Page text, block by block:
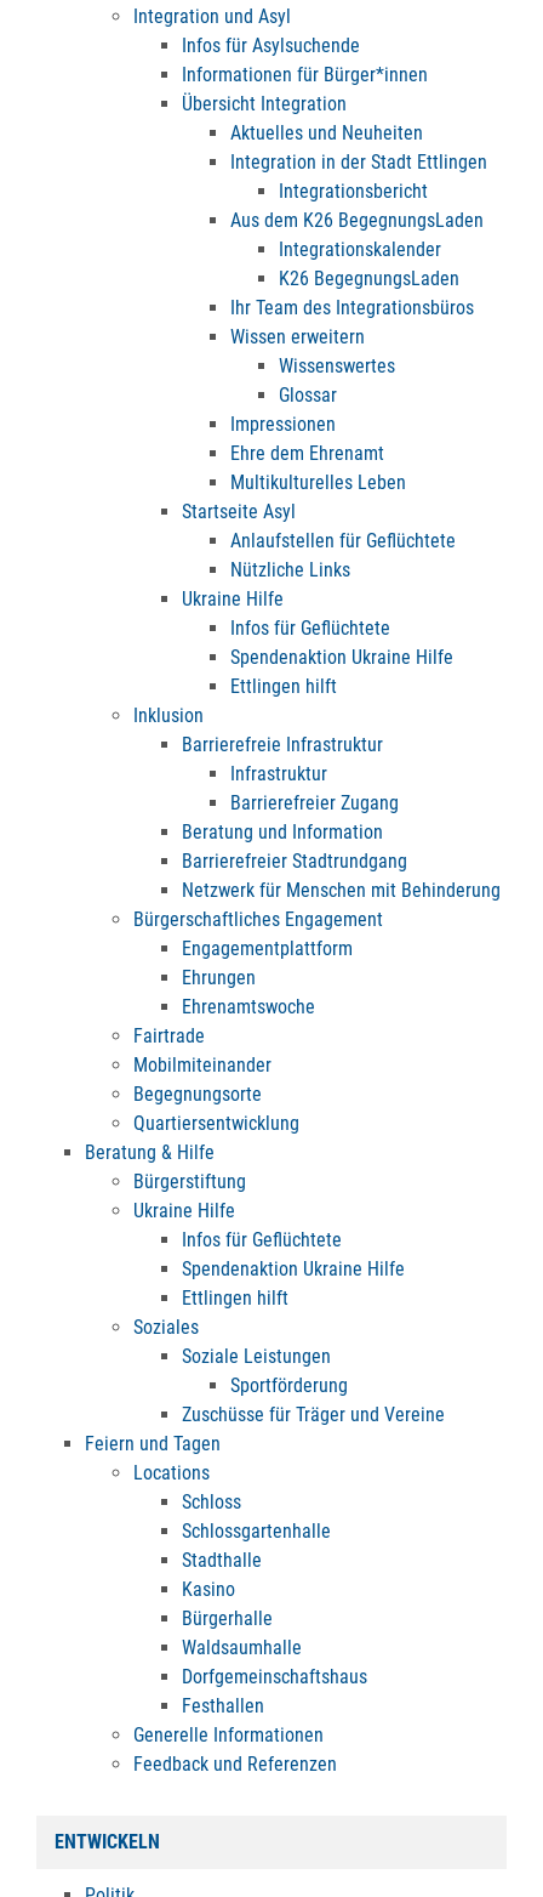
Integration und Asyl
Infos für Asylsuchende
Informationen für Bürger*innen
Übersicht Integration
Aktuelles und Neuheiten
Integration in der Stadt Ettlingen
Integrationsbericht
Aus dem K26 BegegnungsLaden
Integrationskalender
K26 BegegnungsLaden
Ihr Team des Integrationsbüros
Wissen erweitern
Wissenswertes
Glossar
Impressionen
Ehre dem Ehrenamt
Multikulturelles Leben
Startseite Asyl
Anlaufstellen für Geflüchtete
Nützliche Links
Ukraine Hilfe
Infos für Geflüchtete
Spendenaktion Ukraine Hilfe
Ettlingen hilft
Inklusion
Barrierefreie Infrastruktur
Infrastruktur
Barrierefreier Zugang
Beratung und Information
Barrierefreier Stadtrundgang
Netzwerk für Menschen mit Behinderung
Bürgerschaftliches Engagement
Engagementplattform
Ehrungen
Ehrenamtswoche
Fairtrade
Mobilmiteinander
Begegnungsorte
Quartiersentwicklung
Beratung & Hilfe
Bürgerstiftung
Ukraine Hilfe
Infos für Geflüchtete
Spendenaktion Ukraine Hilfe
Ettlingen hilft
Soziales
Soziale Leistungen
Sportförderung
Zuschüsse für Träger und Vereine
Feiern und Tagen
Locations
Schloss
Schlossgartenhalle
Stadthalle
Kasino
Bürgerhalle
Waldsaumhalle
Dorfgemeinschaftshaus
Festhallen
Generelle Informationen
Feedback und Referenzen
ENTWICKELN